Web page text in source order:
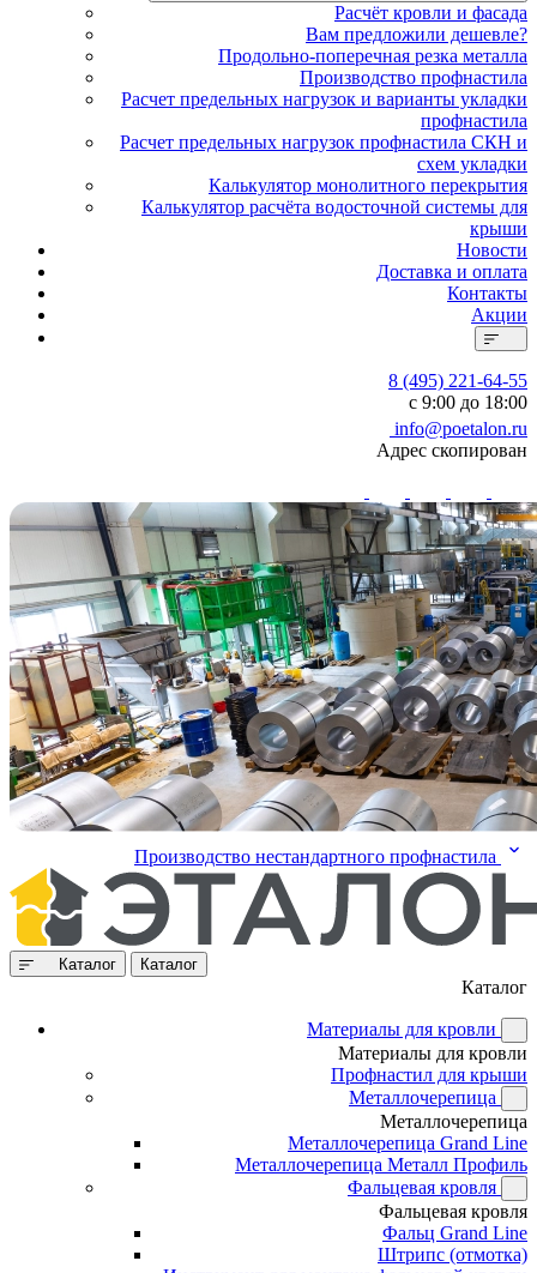
Расчёт кровли и фасада
Вам предложили дешевле?
Продольно-поперечная резка металла
Производство профнастила
Расчет предельных нагрузок и варианты укладки
профнастила
Расчет предельных нагрузок профнастила СКН и
схем укладки
Калькулятор монолитного перекрытия
Калькулятор расчёта водосточной системы для
крыши
Новости
Доставка и оплата
Контакты
Акции
8 (495) 221-64-55
с 9:00 до 18:00
info@poetalon.ru
Адрес скопирован
Производство нестандартного профнастила
Каталог Каталог
Каталог
Материалы для кровли
Материалы для кровли
Профнастил для крыши
Металлочерепица
Металлочерепица
Металлочерепица Grand Line
Металлочерепица Металл Профиль
Фальцевая кровля
Фальцевая кровля
Фальц Grand Line
Штрипс (отмотка)